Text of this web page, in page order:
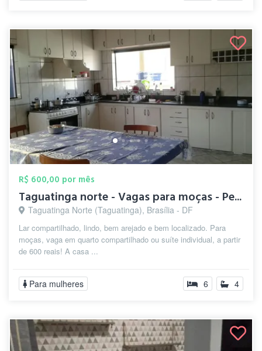
R$ 600,00 por mês
Taguatinga norte - Vagas para moças - Pe...
Taguatinga Norte (Taguatinga), Brasília - DF
Lar compartilhado, lindo, bem arejado e bem localizado. Para
moças, vaga em quarto compartilhado ou suíte individual, a partir
de 600 reais! A casa ...
Para mulheres 6 4